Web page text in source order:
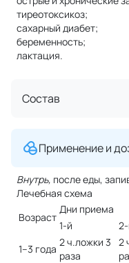
тиреотоксикоз;
сахарный диабет;
беременность;
лактация.
Состав
Применение и
Внутрь, после еды,
Лечебная схема
Возраст
Дни приема
1-й
1–3 года
2 ч.ложки 3
раза
2